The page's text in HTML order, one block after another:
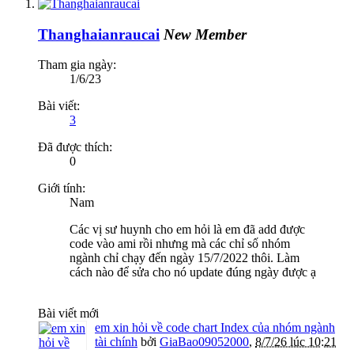
Thanghaianraucai New Member
Tham gia ngày:
1/6/23
Bài viết:
3
Đã được thích:
0
Giới tính:
Nam
Các vị sư huynh cho em hỏi là em đã add được
code vào ami rồi nhưng mà các chỉ số nhóm
ngành chỉ chạy đến ngày 15/7/2022 thôi. Làm
cách nào để sửa cho nó update đúng ngày được ạ
Bài viết mới
em xin hỏi về code chart Index của nhóm ngành
tài chính bởi GiaBao09052000, 8/7/26 lúc 10:21